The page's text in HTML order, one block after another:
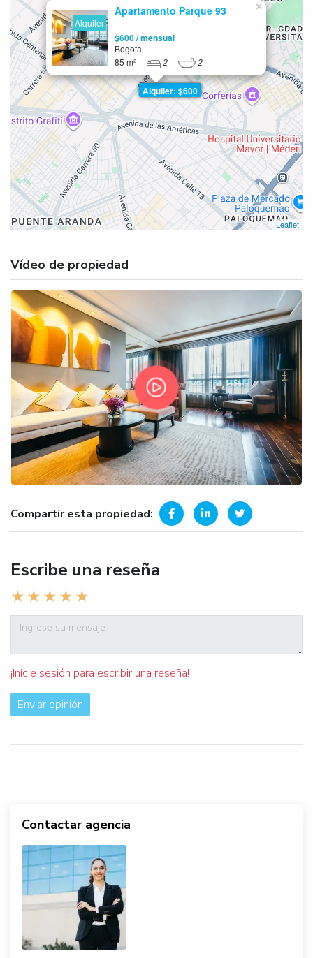
Alquiler: $600
Alquiler
Apartamento Parque 93
$600 / mensual
Bogota
85 m²
2 2
×
Leaflet
Vídeo de propiedad
Compartir esta propiedad:
Escribe una reseña
¡Inicie sesión para escribir una reseña!
Enviar opinión
Contactar agencia